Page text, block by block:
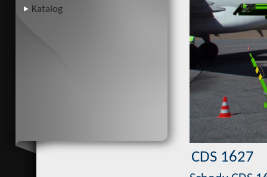
Katalog
CDS 1627